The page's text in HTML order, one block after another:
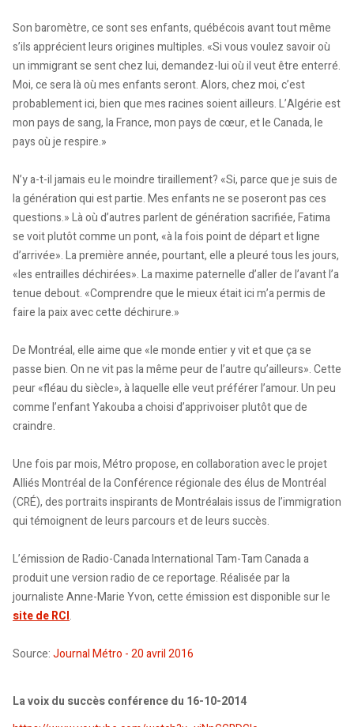
Son baromètre, ce sont ses enfants, québécois avant tout même
s’ils apprécient leurs origines multiples. «Si vous voulez savoir où
un immigrant se sent chez lui, demandez-lui où il veut être enterré.
Moi, ce sera là où mes enfants seront. Alors, chez moi, c’est
probablement ici, bien que mes racines soient ailleurs. L’Algérie est
mon pays de sang, la France, mon pays de cœur, et le Canada, le
pays où je respire.»
N’y a-t-il jamais eu le moindre tiraillement? «Si, parce que je suis de
la génération qui est partie. Mes enfants ne se poseront pas ces
questions.» Là où d’autres parlent de génération sacrifiée, Fatima
se voit plutôt comme un pont, «à la fois point de départ et ligne
d’arrivée». La première année, pourtant, elle a pleuré tous les jours,
«les entrailles déchirées». La maxime paternelle d’aller de l’avant l’a
tenue debout. «Comprendre que le mieux était ici m’a permis de
faire la paix avec cette déchirure.»
De Montréal, elle aime que «le monde entier y vit et que ça se
passe bien. On ne vit pas la même peur de l’autre qu’ailleurs». Cette
peur «fléau du siècle», à laquelle elle veut préférer l’amour. Un peu
comme l’enfant Yakouba a choisi d’apprivoiser plutôt que de
craindre.
Une fois par mois, Métro propose, en collaboration avec le projet
Alliés Montréal de la Conférence régionale des élus de Montréal
(CRÉ), des portraits inspirants de Montréalais issus de l’immigration
qui témoignent de leurs parcours et de leurs succès.
L’émission de Radio-Canada International Tam-Tam Canada a
produit une version radio de ce reportage. Réalisée par la
journaliste Anne-Marie Yvon, cette émission est disponible sur le
site de RCI.
Source:Journal Métro - 20 avril 2016
La voix du succès conférence du 16-10-2014